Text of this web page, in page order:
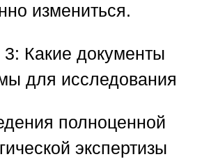
измениться.
3: Какие документы
для исследования
полноценной
экспертизы